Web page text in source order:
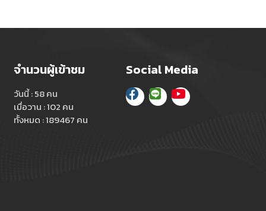
จำนวนผู้เข้าชม
วันนี้ : 58 คน
เมื่อวาน : 102 คน
ทั้งหมด : 189467 คน
Social Media